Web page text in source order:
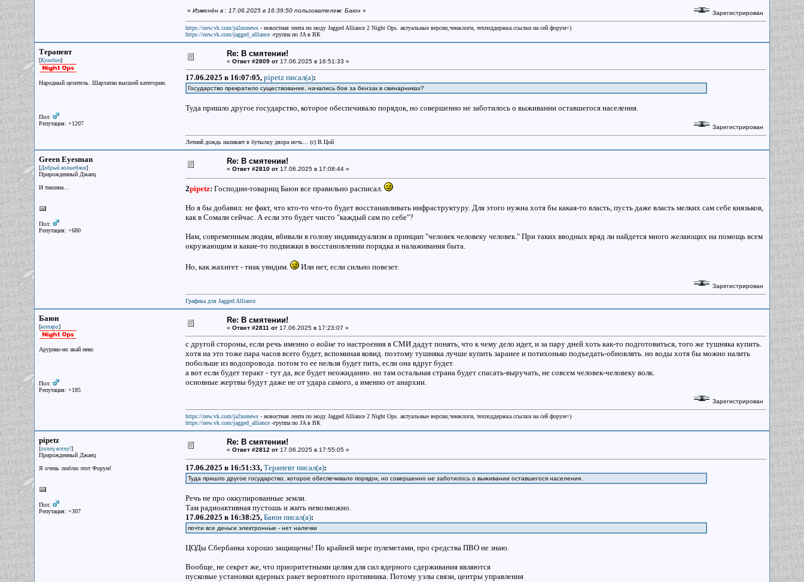
« Изменён в : 17.06.2025 в 16:39:50 пользователем: Баюн » Зарегистрирован
https://new.vk.com/ja2nonews - новостная лента по моду Jagged Alliance 2 Night Ops. актуальные версии,ченжлоги, техподдержка.ссылки на сей форум=)
https://new.vk.com/jagged_alliance -группа по JA в ВК
Терапевт
[Кулибин]
Народный целитель. Шарлатан высшей категории.
Пол:
Репутация: +1207
Re: В смятении!
« Ответ #2809 от 17.06.2025 в 16:51:33 »
17.06.2025 в 16:07:05, pipetz писал(a):
Государство прекратило существование, начались бои за бензак в свинарниках?
Туда пришло другое государство, которое обеспечивало порядок, но совершенно не заботилось о выживании оставшегося населения.
Зарегистрирован
Летний дождь наливает в бутылку двора ночь... (с) В.Цой
Green Eyesman
[Добрый волшебник]
Прирожденный Джаец
И тишина...
Пол:
Репутация: +680
Re: В смятении!
« Ответ #2810 от 17.06.2025 в 17:08:44 »
2pipetz: Господин-товарищ Баюн все правильно расписал.
Но я бы добавил: не факт, что кто-то что-то будет восстанавливать инфраструктуру. Для этого нужна хотя бы какая-то власть, пусть даже власть мелких сам себе князьков,
как в Сомали сейчас. А если это будет чисто "каждый сам по себе"?
Нам, современным людям, вбивали в голову индивидуализм и принцип "человек человеку человек." При таких вводных вряд ли найдется много желающих на помощь всем
окружающим и какие-то подвижки в восстановлении порядка и налаживания быта.
Но, как жахнгет - тиак увидим. Или нет, если сильно повезет.
Зарегистрирован
Графика для Jagged Alliance
Баюн
[котяра]
Арурико-но акай неко
Пол:
Репутация: +185
Re: В смятении!
« Ответ #2811 от 17.06.2025 в 17:23:07 »
с другой стороны, если речь именно о войне то настроения в СМИ дадут понять, что к чему дело идет, и за пару дней хоть как-то подготовиться, того же тушняка купить.
хотя на это тоже пара часов всего будет, вспоминая ковид. поэтому тушняка лучше купить заранее и потихонько подъедать-обновлять. но воды хотя бы можно налить
побольше из водопровода. потом то ее нельзя будет пить, если она вдруг будет.
а вот если будет теракт - тут да, все будет неожиданно. но там остальная страна будет спасать-выручать, не совсем человек-человеку волк.
основные жертвы будут даже не от удара самого, а именно от анархии.
Зарегистрирован
https://new.vk.com/ja2nonews - новостная лента по моду Jagged Alliance 2 Night Ops. актуальные версии,ченжлоги, техподдержка.ссылки на сей форум=)
https://new.vk.com/jagged_alliance -группа по JA в ВК
pipetz
[пипец всему!]
Прирожденный Джаец
Я очень люблю этот Форум!
Пол:
Репутация: +307
Re: В смятении!
« Ответ #2812 от 17.06.2025 в 17:55:05 »
17.06.2025 в 16:51:33, Терапевт писал(a):
Туда пришло другое государство, которое обеспечивало порядок, но совершенно не заботилось о выживании оставшегося населения.
Речь не про оккупированные земли.
Там радиоактивная пустошь и жить невозможно.
17.06.2025 в 16:38:25, Баюн писал(a):
почти все деньги электронные - нет налички
ЦОДы Сбербанка хорошо защищены! По крайней мере пулеметами, про средства ПВО не знаю.
Вообще, не секрет же, что приоритетными целям для сил ядерного сдерживания являются
пусковые установки ядерных ракет вероятного противника. Потому узлы связи, центры управления